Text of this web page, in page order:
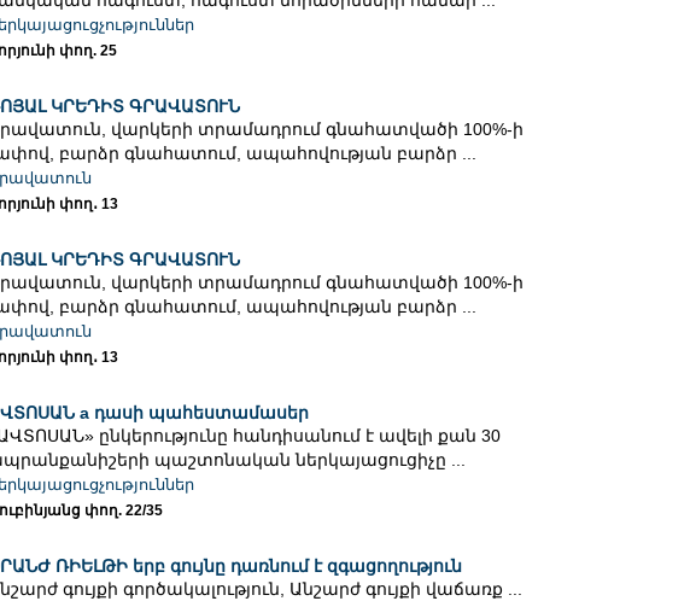
փող. 25
ԿՐԵԴԻՏ ԳՐԱՎԱՏՈՒՆ
վարկերի տրամադրում գնահատվածի 100%-ի
բարձր գնահատում, ապահովության բարձր ...
փող․ 13
ԿՐԵԴԻՏ ԳՐԱՎԱՏՈՒՆ
վարկերի տրամադրում գնահատվածի 100%-ի
բարձր գնահատում, ապահովության բարձր ...
փող․ 13
a դասի պահեստամասեր
ընկերությունը հանդիսանում է ավելի քան 30
պաշտոնական ներկայացուցիչը ...
փող. 22/35
ՌԻԵԼԹԻ երբ գույնը դառնում է զգացողություն
գույքի գործակալություն, Անշարժ գույքի վաճառք ...